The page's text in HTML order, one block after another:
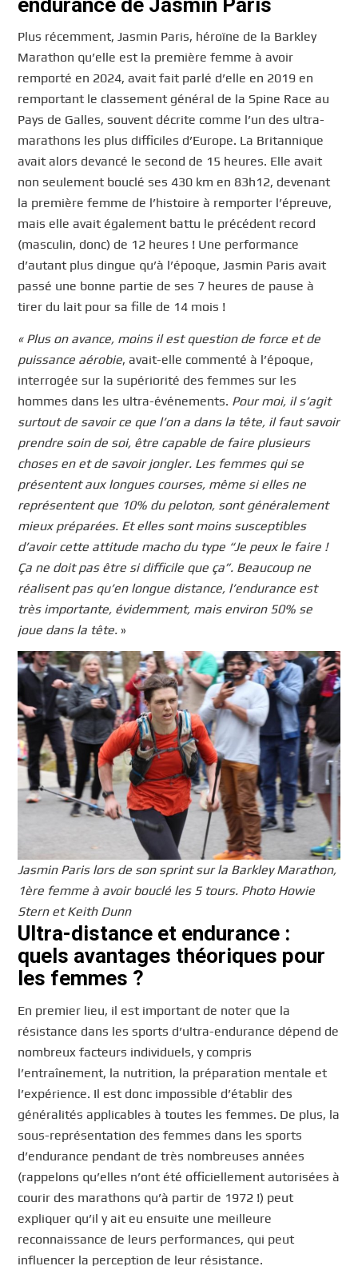
Plus récemment, Jasmin Paris, héroïne de la Barkley
Marathon qu’elle est la première femme à avoir
remporté en 2024, avait fait parlé d’elle en 2019 en
remportant le classement général de la Spine Race au
Pays de Galles, souvent décrite comme l’un des ultra-
marathons les plus difficiles d’Europe. La Britannique
avait alors devancé le second de 15 heures. Elle avait
non seulement bouclé ses 430 km en 83h12, devenant
la première femme de l’histoire à remporter l’épreuve,
mais elle avait également battu le précédent record
(masculin, donc) de 12 heures ! Une performance
d’autant plus dingue qu’à l’époque, Jasmin Paris avait
passé une bonne partie de ses 7 heures de pause à
tirer du lait pour sa fille de 14 mois !
« Plus on avance, moins il est question de force et de
puissance aérobie, avait-elle commenté à l’époque,
interrogée sur la supériorité des femmes sur les
hommes dans les ultra-événements. Pour moi, il s’agit
surtout de savoir ce que l’on a dans la tête, il faut savoir
prendre soin de soi, être capable de faire plusieurs
choses en et de savoir jongler. Les femmes qui se
présentent aux longues courses, même si elles ne
représentent que 10% du peloton, sont généralement
mieux préparées. Et elles sont moins susceptibles
d’avoir cette attitude macho du type “Je peux le faire !
Ça ne doit pas être si difficile que ça”. Beaucoup ne
réalisent pas qu’en longue distance, l’endurance est
très importante, évidemment, mais environ 50% se
joue dans la tête.»
Jasmin Paris lors de son sprint sur la Barkley Marathon,
1ère femme à avoir bouclé les 5 tours. Photo Howie
Stern et Keith Dunn
Ultra-distance et endurance :
quels avantages théoriques pour
les femmes ?
En premier lieu, il est important de noter que la
résistance dans les sports d’ultra-endurance dépend de
nombreux facteurs individuels, y compris
l’entraînement, la nutrition, la préparation mentale et
l’expérience. Il est donc impossible d’établir des
généralités applicables à toutes les femmes. De plus, la
sous-représentation des femmes dans les sports
d’endurance pendant de très nombreuses années
(rappelons qu’elles n’ont été officiellement autorisées à
courir des marathons qu’à partir de 1972 !) peut
expliquer qu’il y ait eu ensuite une meilleure
reconnaissance de leurs performances, qui peut
influencer la perception de leur résistance.